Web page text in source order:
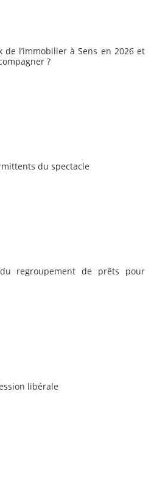
l’immobilier à Sens en 2026 et
?
du spectacle
regroupement de prêts pour
libérale